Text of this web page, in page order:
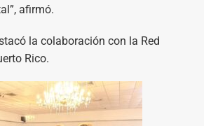
afirmó.
la colaboración con la Red
Rico.